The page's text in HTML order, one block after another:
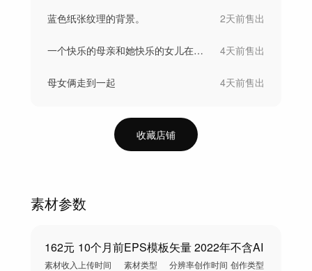
蓝色纸张纹理的背景。 2天前售出
一个快乐的母亲和她快乐的女儿在公园野餐的 4天前售出
母女俩走到一起 4天前售出
收藏店铺
素材参数
162元
素材收入
10个月前
上传时间
EPS模板
素材类型
矢量
分辨率
2022年
创作时间
不含AI
创作类型